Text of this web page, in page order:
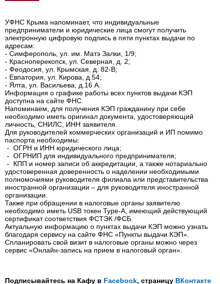
УФНС Крыма напоминает, что индивидуальные
предприниматели и юридические лица смогут получить
электронную цифровую подпись в пяти пунктах выдачи по
адресам:
- Симферополь, ул. им. Матэ Залки, 1/9;
- Красноперекопск, ул. Северная, д. 2;
- Феодосия, ул. Крымская, д. 82-В;
- Евпатория, ул. Кирова, д.54;
- Ялта, ул. Васильева, д.16 А.
Информация о графике работы всех пунктов выдачи КЭП
доступна на сайте ФНС.
Напоминаем, для получения КЭП гражданину при себе
необходимо иметь оригинал документа, удостоверяющий
личность, СНИЛС, ИНН заявителя.
Для руководителей коммерческих организаций и ИП помимо
паспорта необходимы:
- ОГРН и ИНН юридического лица;
- ОГРНИП для индивидуального предпринимателя;
- КПП и номер записи об аккредитации, а также нотариально
удостоверенная доверенность о наделении необходимыми
полномочиями руководителя филиала или представительства
иностранной организации – для руководителя иностранной
организации.
Также при обращении в налоговые органы заявителю
необходимо иметь USB токен Туре-А, имеющий действующий
сертификат соответствия ФСТЭК /ФСБ.
Актуальную информацию о пунктах выдачи КЭП можно узнать
благодаря сервису на сайте ФНС «Пункты выдачи КЭП».
Спланировать свой визит в налоговые органы можно через
сервис «Онлайн-запись на прием в налоговый орган».
Подписывайтесь на Кафу в Facebook, страницу ВКонтакте